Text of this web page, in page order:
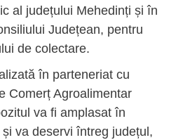
al județului Mehedinți și în
Județean, pentru
de colectare.
în parteneriat cu
Comerț Agroalimentar
va fi amplasat în
va deservi întreg județul,